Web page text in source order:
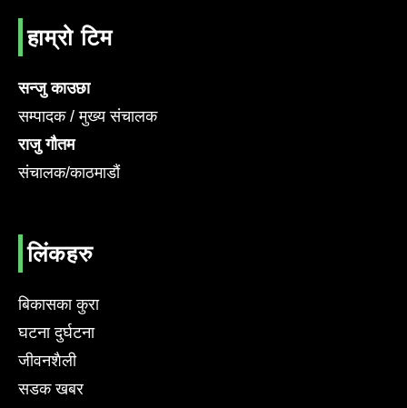
हाम्रो टिम
सन्जु काउछा
सम्पादक / मुख्य संचालक
राजु गौतम
संचालक/काठमाडौं
लिंकहरु
बिकासका कुरा
घटना दुर्घटना
जीवनशैली
सडक खबर